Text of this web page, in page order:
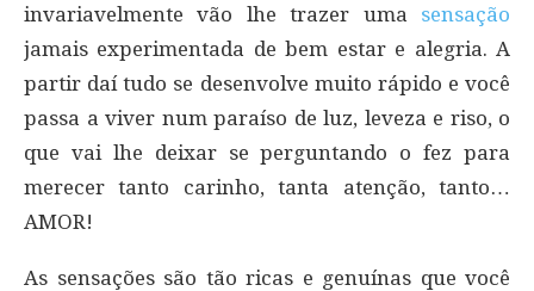
invariavelmente vão lhe trazer uma sensação
jamais experimentada de bem estar e alegria. A
partir daí tudo se desenvolve muito rápido e você
passa a viver num paraíso de luz, leveza e riso, o
que vai lhe deixar se perguntando o fez para
merecer tanto carinho, tanta atenção, tanto…
AMOR!
As sensações são tão ricas e genuínas que você